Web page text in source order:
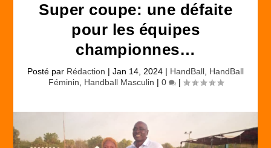
Super coupe: une défaite
pour les équipes
championnes…
Posté par Rédaction | Jan 14, 2024 | HandBall HandBall
Féminin
Handball Masculin | 0 |